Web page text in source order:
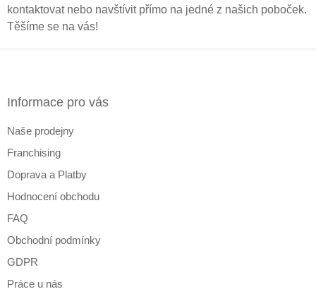
kontaktovat nebo navštívit přímo na jedné z našich poboček.
Těšíme se na vás!
Informace pro vás
Naše prodejny
Franchising
Doprava a Platby
Hodnocení obchodu
FAQ
Obchodní podmínky
GDPR
Práce u nás